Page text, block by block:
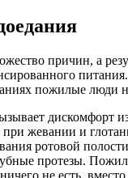
причин, а
пожилые люди
дискомфорт
при жевании и
ротовой
протезы.
не есть,